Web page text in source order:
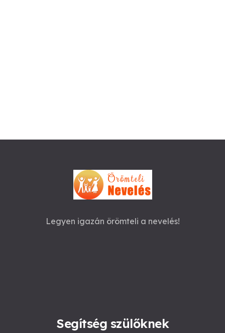
Legyen igazán örömteli a nevelés!
Segítség szülőknek